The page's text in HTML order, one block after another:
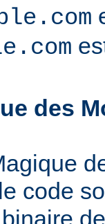
des
code